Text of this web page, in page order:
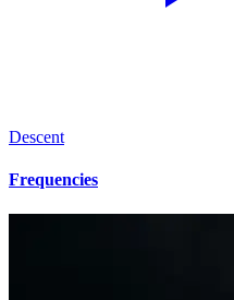
Descent
Frequencies